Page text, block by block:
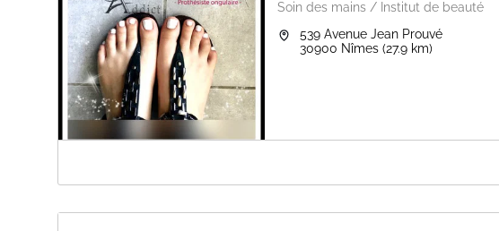
Soin des mains / Institut de beauté
539 Avenue Jean Prouvé
30900 Nîmes (27.9 km)
MERCI DE VOUS RENDRE SUR http://app.flexybeauty.com/sb-nails1